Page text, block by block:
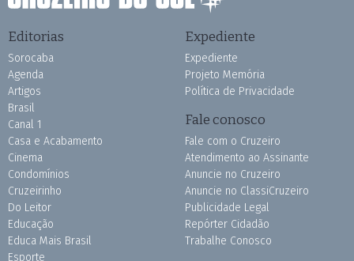
Editorias
Sorocaba
Agenda
Artigos
Brasil
Canal 1
Casa e Acabamento
Cinema
Condomínios
Cruzeirinho
Do Leitor
Educação
Educa Mais Brasil
Esporte
Expediente
Expediente
Projeto Memória
Política de Privacidade
Fale conosco
Fale com o Cruzeiro
Atendimento ao Assinante
Anuncie no Cruzeiro
Anuncie no ClassiCruzeiro
Publicidade Legal
Repórter Cidadão
Trabalhe Conosco